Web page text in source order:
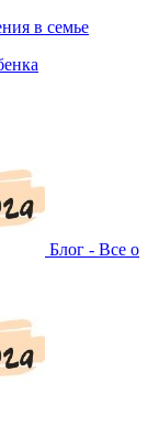
в семье
Блог - Все о